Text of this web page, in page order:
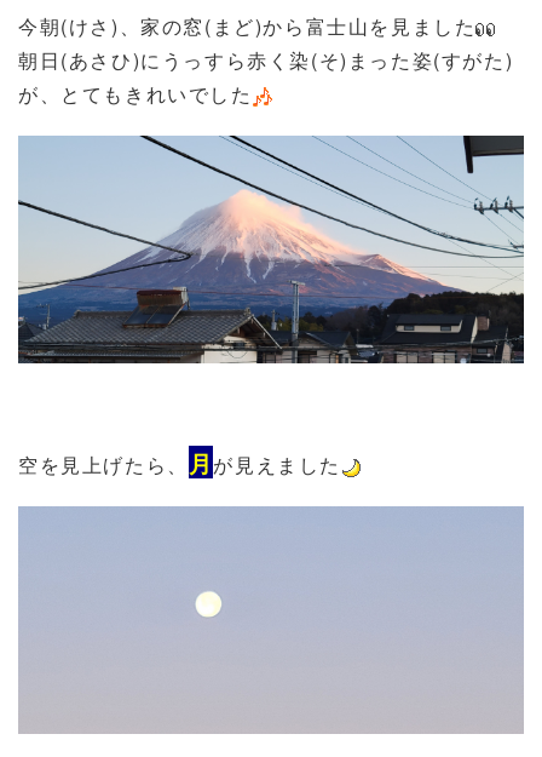
今朝(けさ)、家の窓(まど)から富士山を見ました
朝日(あさひ)にうっすら赤く染(そ)まった姿(すがた)
が、とてもきれいでした
空を見上げたら、 月 が見えました